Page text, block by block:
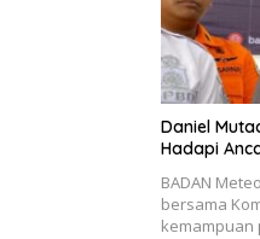
Daniel
Hadapi
BADAN
bersama